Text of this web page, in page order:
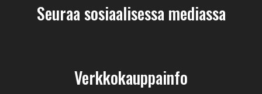
Seuraa sosiaalisessa mediassa
Verkkokauppainfo